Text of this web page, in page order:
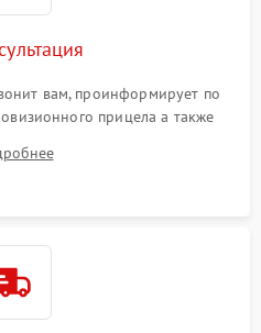
вам, проинформирует по
прицела а также